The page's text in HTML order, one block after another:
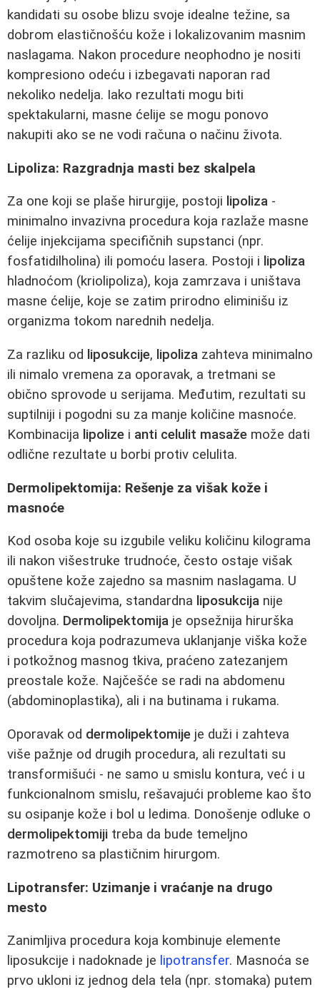
kandidati su osobe blizu svoje idealne težine, sa
dobrom elastičnošću kože i lokalizovanim masnim
naslagama. Nakon procedure neophodno je nositi
kompresiono odeću i izbegavati naporan rad
nekoliko nedelja. Iako rezultati mogu biti
spektakularni, masne ćelije se mogu ponovo
nakupiti ako se ne vodi računa o načinu života.
Lipoliza: Razgradnja masti bez skalpela
Za one koji se plaše hirurgije, postoji lipoliza -
minimalno invazivna procedura koja razlaže masne
ćelije injekcijama specifičnih supstanci (npr.
fosfatidilholina) ili pomoću lasera. Postoji i lipoliza
hladnoćom (kriolipoliza), koja zamrzava i uništava
masne ćelije, koje se zatim prirodno eliminišu iz
organizma tokom narednih nedelja.
Za razliku od liposukcije, lipoliza zahteva minimalno
ili nimalo vremena za oporavak, a tretmani se
obično sprovode u serijama. Međutim, rezultati su
suptilniji i pogodni su za manje količine masnoće.
Kombinacija lipolize i anti celulit masaže može dati
odlične rezultate u borbi protiv celulita.
Dermolipektomija: Rešenje za višak kože i
masnoće
Kod osoba koje su izgubile veliku količinu kilograma
ili nakon višestruke trudnoće, često ostaje višak
opuštene kože zajedno sa masnim naslagama. U
takvim slučajevima, standardna liposukcija nije
dovoljna. Dermolipektomija je opsežnija hirurška
procedura koja podrazumeva uklanjanje viška kože
i potkožnog masnog tkiva, praćeno zatezanjem
preostale kože. Najčešće se radi na abdomenu
(abdominoplastika), ali i na butinama i rukama.
Oporavak od dermolipektomije je duži i zahteva
više pažnje od drugih procedura, ali rezultati su
transformišući - ne samo u smislu kontura, već i u
funkcionalnom smislu, rešavajući probleme kao što
su osipanje kože i bol u ledima. Donošenje odluke o
dermolipektomiji treba da bude temeljno
razmotreno sa plastičnim hirurgom.
Lipotransfer: Uzimanje i vraćanje na drugo
mesto
Zanimljiva procedura koja kombinuje elemente
liposukcije i nadoknade je lipotransfer. Masnoća se
prvo ukloni iz jednog dela tela (npr. stomaka) putem